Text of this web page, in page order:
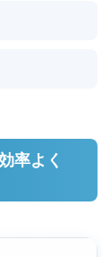
率よく